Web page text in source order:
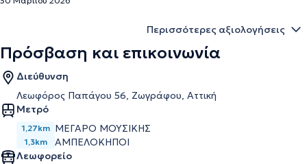
Περισσότερες αξιολογήσεις
Πρόσβαση και επικοινωνία
Διεύθυνση
Λεωφόρος Παπάγου 56, Ζωγράφου, Αττική
Μετρό
1,27km ΜΈΓΑΡΟ ΜΟΥΣΙΚΉΣ
1,3km
ΑΜΠΕΛΌΚΗΠΟΙ
Λεωφορείο